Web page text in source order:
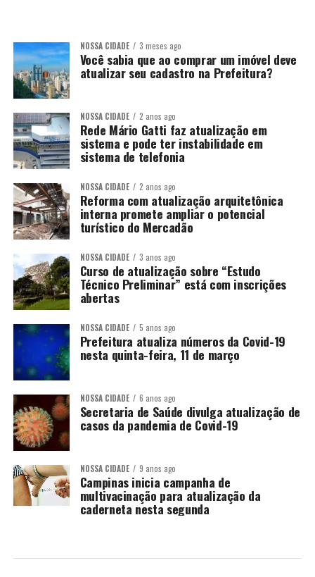
NOSSA CIDADE 3 meses ago
Você sabia que ao comprar um imóvel deve
atualizar seu cadastro na Prefeitura?
NOSSA CIDADE 2 anos ago
Rede Mário Gatti faz atualização em
sistema e pode ter instabilidade em
sistema de telefonia
NOSSA CIDADE 2 anos ago
Reforma com atualização arquitetônica
interna promete ampliar o potencial
turístico do Mercadão
NOSSA CIDADE 3 anos ago
Curso de atualização sobre “Estudo
Técnico Preliminar” está com inscrições
abertas
NOSSA CIDADE 5 anos ago
Prefeitura atualiza números da Covid-19
nesta quinta-feira, 11 de março
NOSSA CIDADE 6 anos ago
Secretaria de Saúde divulga atualização de
casos da pandemia de Covid-19
NOSSA CIDADE 9 anos ago
Campinas inicia campanha de
multivacinação para atualização da
caderneta nesta segunda